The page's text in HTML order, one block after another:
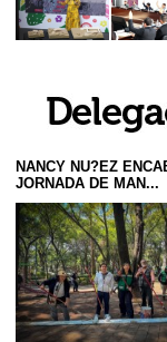
NANCY NU?EZ
JORNADA DE MAN...